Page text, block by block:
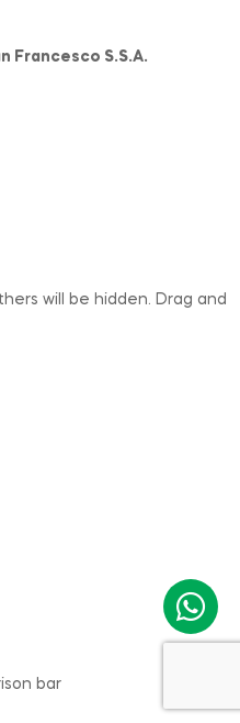
Francesco S.S.A.
will be hidden. Drag and
bar